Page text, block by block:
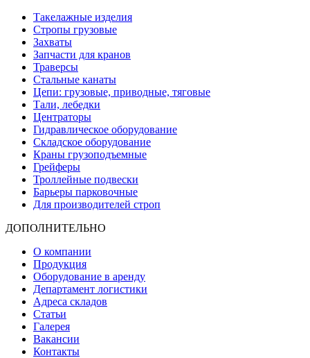
Такелажные изделия
Стропы грузовые
Захваты
Запчасти для кранов
Траверсы
Стальные канаты
Цепи: грузовые, приводные, тяговые
Тали, лебедки
Центраторы
Гидравлическое оборудование
Складское оборудование
Краны грузоподъемные
Грейферы
Троллейные подвески
Барьеры парковочные
Для производителей строп
ДОПОЛНИТЕЛЬНО
О компании
Продукция
Оборудование в аренду
Департамент логистики
Адреса складов
Статьи
Галерея
Вакансии
Контакты